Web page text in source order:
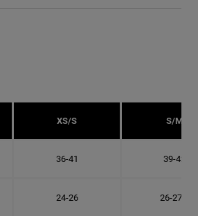
XS/S S/M
36-41 39-42
24-26 26-27.8